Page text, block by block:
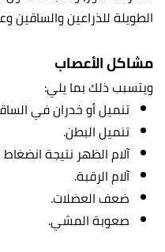
الطويلة للذراعين والساقين
مشاكل الأعصاب
ويتسبب ذلك بما يلي:
تنميل أو خدران في
تنميل البطن.
آلام الظهر نتيجة
آلام الرقبة.
ضعف العضلات.
صعوبة المشي.